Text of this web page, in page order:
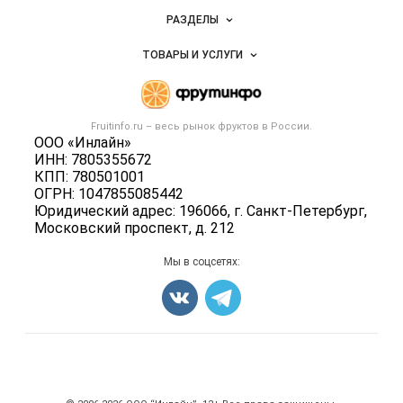
Fruitinfo.ru – весь рынок фруктов в России.
ООО «Инлайн»
ИНН: 7805355672
КПП: 780501001
ОГРН: 1047855085442
Юридический адрес: 196066, г. Санкт-Петербург,
Московский проспект, д. 212
Новости Fruitinfo.ru
Размещение рекламы
Публичная оферта
Контактная информация
Политика обработки персональных данных
РАЗДЕЛЫ
Объявления
Новости рынка
ТОВАРЫ И УСЛУГИ
Готовая продукция
Фрукты
Грибы
Оборудование
Карта объявлений
Мы в соцсетях: